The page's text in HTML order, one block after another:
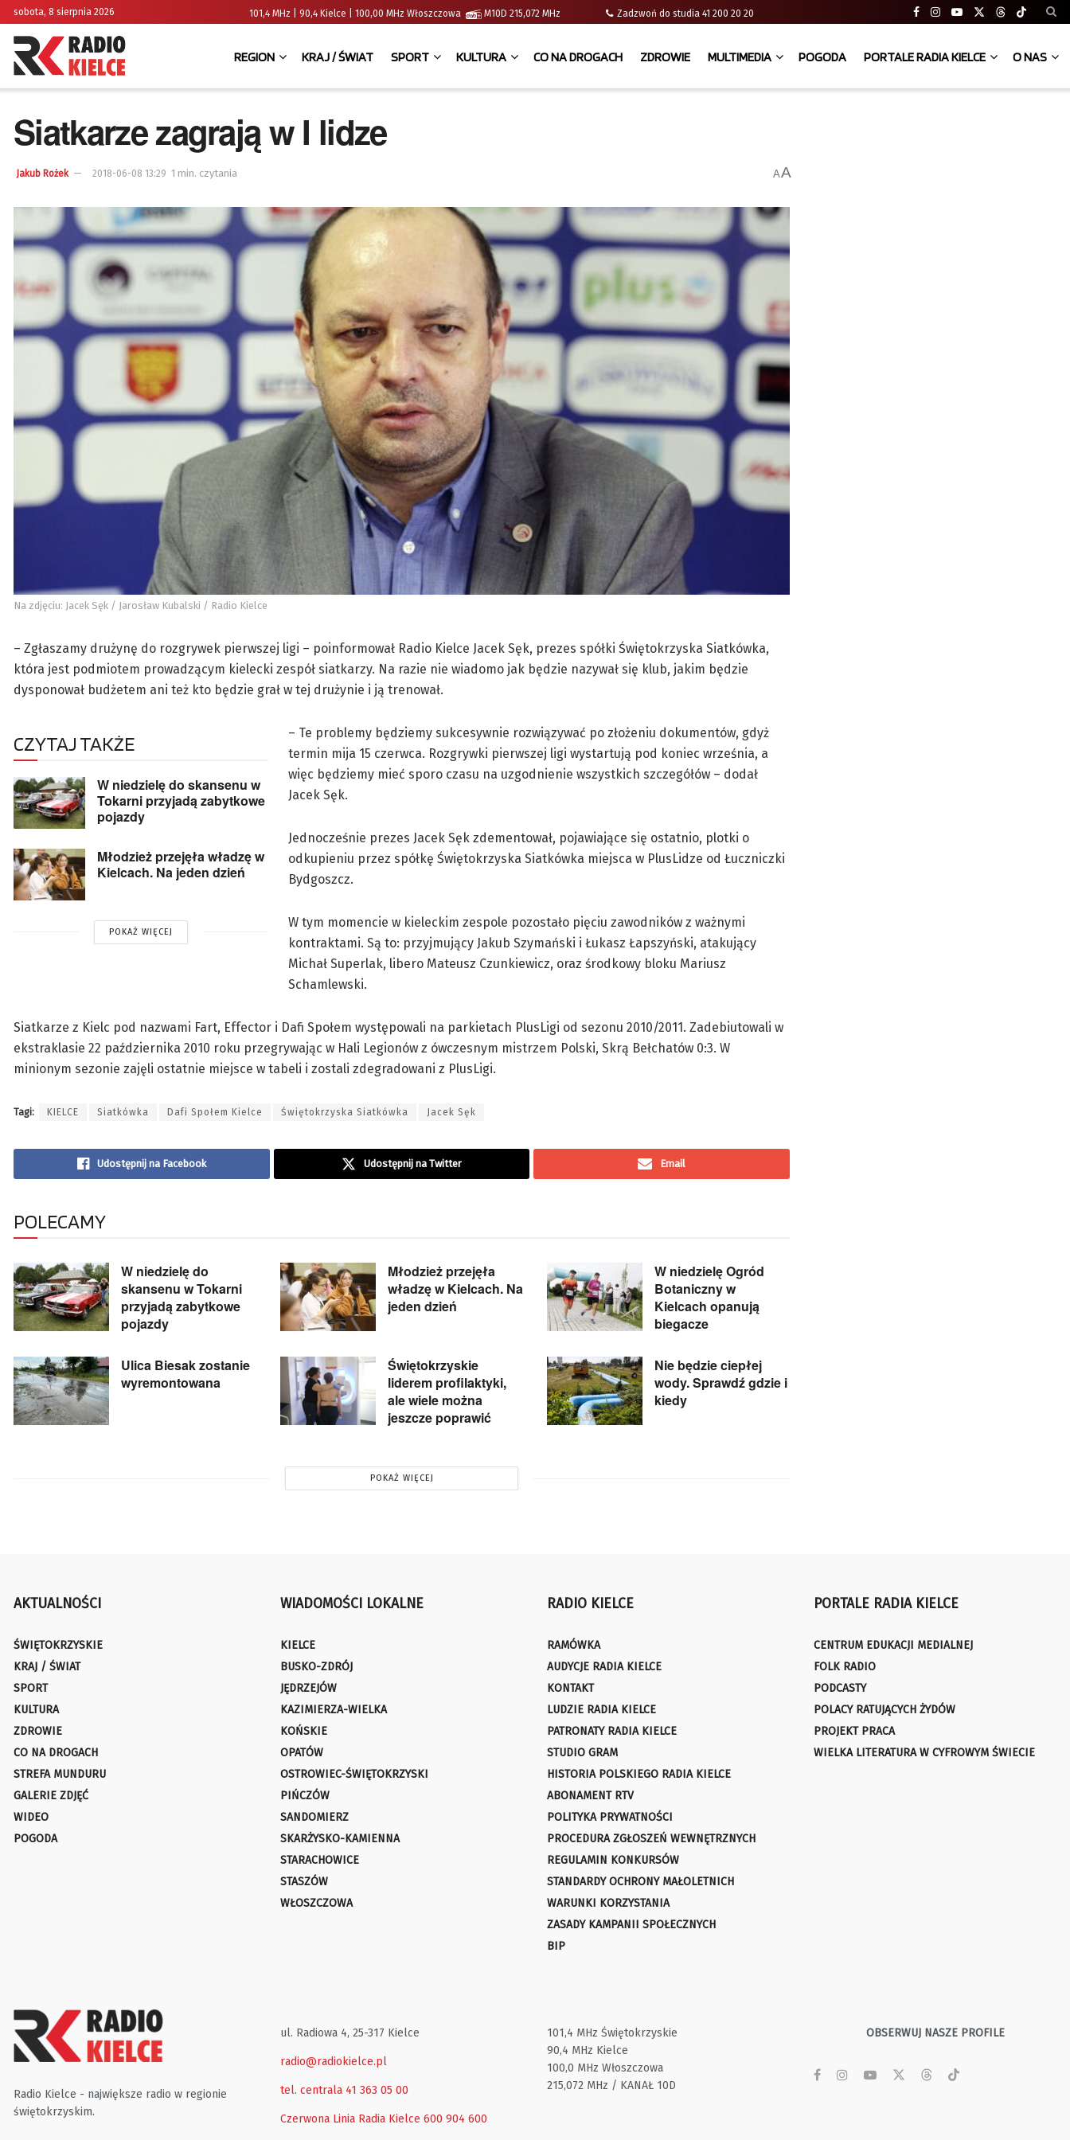
sobota, 8 sierpnia 2026 101,4 MHz | 90,4 Kielce | 100,00 MHz Włoszczowa M10D 215,072 MHz Zadzwoń do studia 41 200 20 20
REGION KRAJ / ŚWIAT SPORT KULTURA CO NA DROGACH ZDROWIE MULTIMEDIA POGODA PORTALE RADIA KIELCE O NAS
Siatkarze zagrają w I lidze
Jakub Rożek 2018-06-08 13:29 1 min. czytania AA
Na zdjęciu: Jacek Sęk / Jarosław Kubalski / Radio Kielce
– Zgłaszamy drużynę do rozgrywek pierwszej ligi – poinformował Radio Kielce Jacek Sęk, prezes spółki Świętokrzyska Siatkówka,
która jest podmiotem prowadzącym kielecki zespół siatkarzy. Na razie nie wiadomo jak będzie nazywał się klub, jakim będzie
dysponował budżetem ani też kto będzie grał w tej drużynie i ją trenował.
CZYTAJ TAKŻE
W niedzielę do skansenu w
Tokarni przyjadą zabytkowe
pojazdy
Młodzież przejęła władzę w
Kielcach. Na jeden dzień
POKAŻ WIĘCEJ
– Te problemy będziemy sukcesywnie rozwiązywać po złożeniu dokumentów, gdyż
termin mija 15 czerwca. Rozgrywki pierwszej ligi wystartują pod koniec września, a
więc będziemy mieć sporo czasu na uzgodnienie wszystkich szczegółów – dodał
Jacek Sęk.
Jednocześnie prezes Jacek Sęk zdementował, pojawiające się ostatnio, plotki o
odkupieniu przez spółkę Świętokrzyska Siatkówka miejsca w PlusLidze od Łuczniczki
Bydgoszcz.
W tym momencie w kieleckim zespole pozostało pięciu zawodników z ważnymi
kontraktami. Są to: przyjmujący Jakub Szymański i Łukasz Łapszyński, atakujący
Michał Superlak, libero Mateusz Czunkiewicz, oraz środkowy bloku Mariusz
Schamlewski.
Siatkarze z Kielc pod nazwami Fart, Effector i Dafi Społem występowali na parkietach PlusLigi od sezonu 2010/2011. Zadebiutowali w
ekstraklasie 22 października 2010 roku przegrywając w Hali Legionów z ówczesnym mistrzem Polski, Skrą Bełchatów 0:3. W
minionym sezonie zajęli ostatnie miejsce w tabeli i zostali zdegradowani z PlusLigi.
Tagi: KIELCE Siatkówka Dafi Społem Kielce Świętokrzyska Siatkówka Jacek Sęk
Udostępnij na Facebook Udostępnij na Twitter Email
POLECAMY
W niedzielę do
skansenu w Tokarni
przyjadą zabytkowe
pojazdy
Młodzież przejęła
władzę w Kielcach. Na
jeden dzień
W niedzielę Ogród
Botaniczny w
Kielcach opanują
biegacze
Ulica Biesak zostanie
wyremontowana
Świętokrzyskie
liderem profilaktyki,
ale wiele można
jeszcze poprawić
Nie będzie ciepłej
wody. Sprawdź gdzie i
kiedy
POKAŻ WIĘCEJ
AKTUALNOŚCI
ŚWIĘTOKRZYSKIE
KRAJ / ŚWIAT
SPORT
KULTURA
ZDROWIE
CO NA DROGACH
STREFA MUNDURU
GALERIE ZDJĘĆ
WIDEO
POGODA
WIADOMOŚCI LOKALNE
KIELCE
BUSKO-ZDRÓJ
JĘDRZEJÓW
KAZIMIERZA-WIELKA
KOŃSKIE
OPATÓW
OSTROWIEC-ŚWIĘTOKRZYSKI
PIŃCZÓW
SANDOMIERZ
SKARŻYSKO-KAMIENNA
STARACHOWICE
STASZÓW
WŁOSZCZOWA
RADIO KIELCE
RAMÓWKA
AUDYCJE RADIA KIELCE
KONTAKT
LUDZIE RADIA KIELCE
PATRONATY RADIA KIELCE
STUDIO GRAM
HISTORIA POLSKIEGO RADIA KIELCE
ABONAMENT RTV
POLITYKA PRYWATNOŚCI
PROCEDURA ZGŁOSZEŃ WEWNĘTRZNYCH
REGULAMIN KONKURSÓW
STANDARDY OCHRONY MAŁOLETNICH
WARUNKI KORZYSTANIA
ZASADY KAMPANII SPOŁECZNYCH
BIP
PORTALE RADIA KIELCE
CENTRUM EDUKACJI MEDIALNEJ
FOLK RADIO
PODCASTY
POLACY RATUJĄCYCH ŻYDÓW
PROJEKT PRACA
WIELKA LITERATURA W CYFROWYM ŚWIECIE
Radio Kielce - największe radio w regionie
świętokrzyskim.
ul. Radiowa 4, 25-317 Kielce
radio@radiokielce.pl
tel. centrala 41 363 05 00
Czerwona Linia Radia Kielce 600 904 600
101,4 MHz Świętokrzyskie
90,4 MHz Kielce
100,0 MHz Włoszczowa
215,072 MHz / KANAŁ 10D
OBSERWUJ NASZE PROFILE